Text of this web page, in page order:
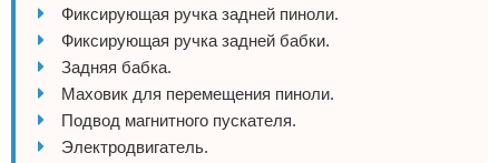
Фиксирующая ручка задней пиноли.
Фиксирующая ручка задней бабки.
Задняя бабка.
Маховик для перемещения пиноли.
Подвод магнитного пускателя.
Электродвигатель.